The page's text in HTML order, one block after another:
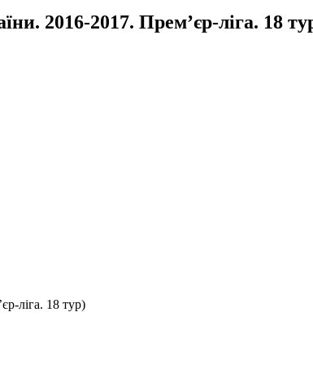
2016-2017. Прем’єр-ліга. 18
ліга. 18 тур)